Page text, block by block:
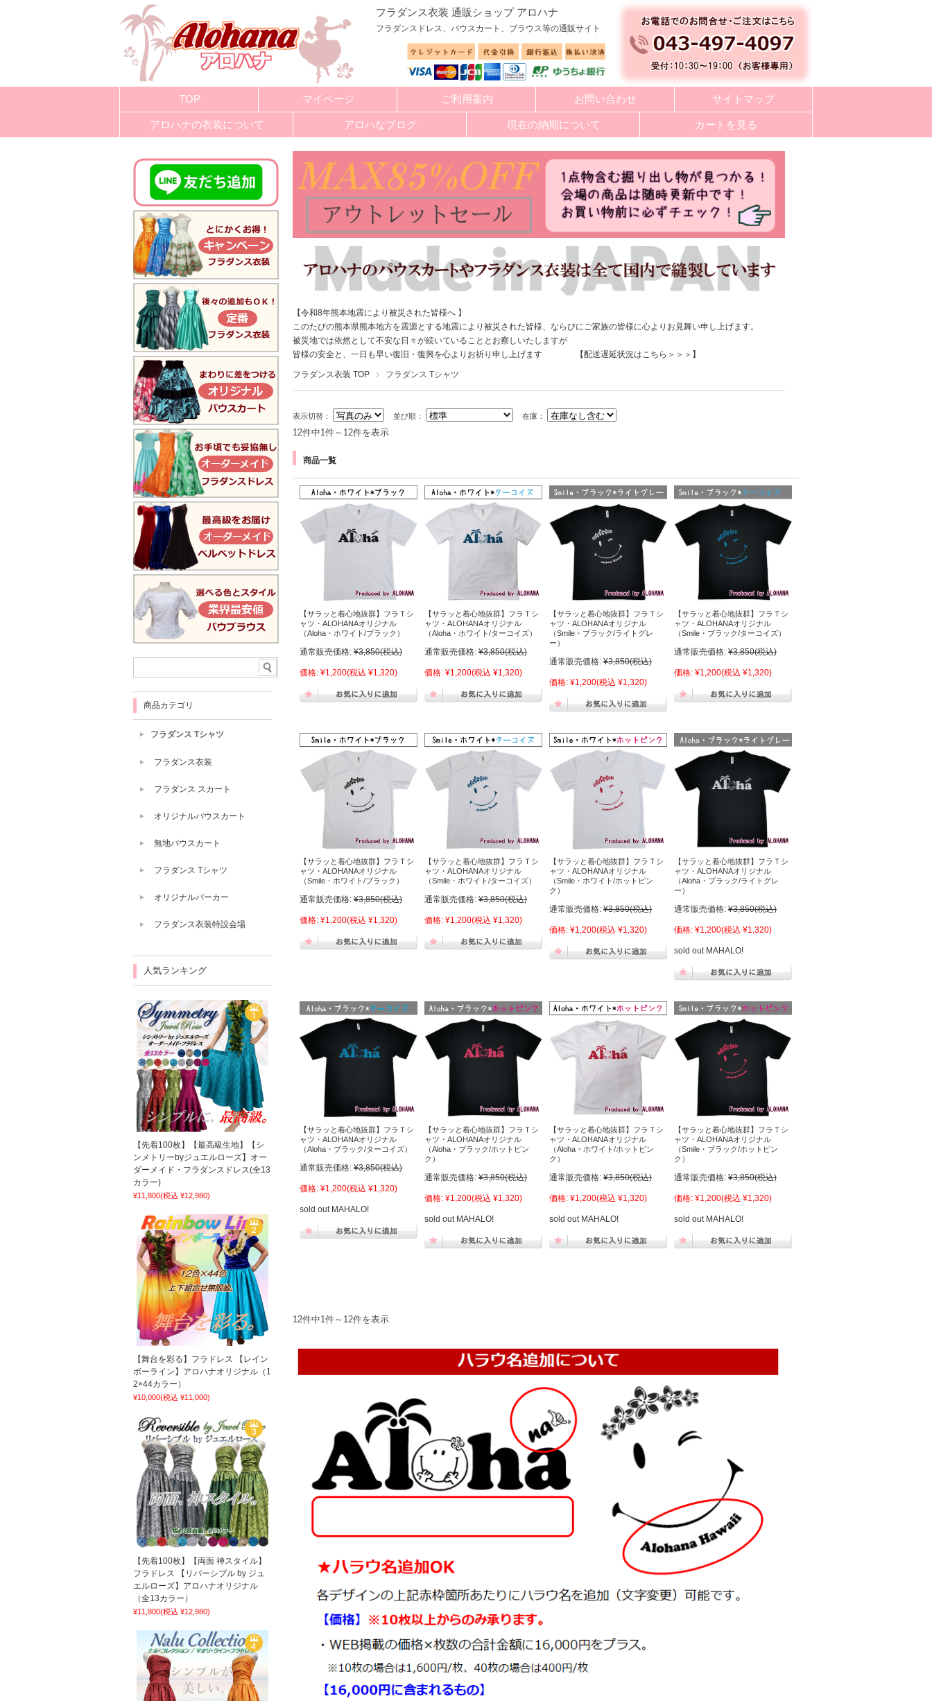
フラダンス衣装 通販ショップ アロハナ
フラダンスドレス、パウスカート、ブラウス等の通販サイト
TOP マイページ ご利用案内 お問い合わせ サイトマップ
アロハナの衣装について アロハなブログ 現在の納期について カートを見る
【令和8年熊本地震により被災された皆様へ 】
このたびの熊本県熊本地方を震源とする地震により被災された皆様、ならびにご家族の皆様に心よりお見舞い申し上げます。
被災地では依然として不安な日々が続いていることとお察しいたしますが
皆様の安全と、一日も早い復旧・復興を心よりお祈り申し上げます
【配送遅延状況はこちら＞＞＞】
フラダンス衣装 TOP フラダンス Tシャツ
表示切替： 並び順： 在庫：
12件中1件～12件を表示
商品一覧
【サラッと着心地抜群】フラＴシ
ャツ・ALOHANAオリジナル
（Aloha・ホワイト/ブラック）
通常販売価格: ¥3,850(税込)
価格: ¥1,200(税込 ¥1,320)
【サラッと着心地抜群】フラＴシ
ャツ・ALOHANAオリジナル
（Aloha・ホワイト/ターコイズ）
通常販売価格: ¥3,850(税込)
価格: ¥1,200(税込 ¥1,320)
【サラッと着心地抜群】フラＴシ
ャツ・ALOHANAオリジナル
（Smile・ブラック/ライトグレ
ー）
通常販売価格: ¥3,850(税込)
価格: ¥1,200(税込 ¥1,320)
【サラッと着心地抜群】フラＴシ
ャツ・ALOHANAオリジナル
（Smile・ブラック/ターコイズ）
通常販売価格: ¥3,850(税込)
価格: ¥1,200(税込 ¥1,320)
【サラッと着心地抜群】フラＴシ
ャツ・ALOHANAオリジナル
（Smile・ホワイト/ブラック）
通常販売価格: ¥3,850(税込)
価格: ¥1,200(税込 ¥1,320)
【サラッと着心地抜群】フラＴシ
ャツ・ALOHANAオリジナル
（Smile・ホワイト/ターコイズ）
通常販売価格: ¥3,850(税込)
価格: ¥1,200(税込 ¥1,320)
【サラッと着心地抜群】フラＴシ
ャツ・ALOHANAオリジナル
（Smile・ホワイト/ホットピン
ク）
通常販売価格: ¥3,850(税込)
価格: ¥1,200(税込 ¥1,320)
【サラッと着心地抜群】フラＴシ
ャツ・ALOHANAオリジナル
（Aloha・ブラック/ライトグレ
ー）
通常販売価格: ¥3,850(税込)
価格: ¥1,200(税込 ¥1,320)
sold out MAHALO!
【サラッと着心地抜群】フラＴシ
ャツ・ALOHANAオリジナル
（Aloha・ブラック/ターコイズ）
通常販売価格: ¥3,850(税込)
価格: ¥1,200(税込 ¥1,320)
sold out MAHALO!
【サラッと着心地抜群】フラＴシ
ャツ・ALOHANAオリジナル
（Aloha・ブラック/ホットピン
ク）
通常販売価格: ¥3,850(税込)
価格: ¥1,200(税込 ¥1,320)
sold out MAHALO!
【サラッと着心地抜群】フラＴシ
ャツ・ALOHANAオリジナル
（Aloha・ホワイト/ホットピン
ク）
通常販売価格: ¥3,850(税込)
価格: ¥1,200(税込 ¥1,320)
sold out MAHALO!
【サラッと着心地抜群】フラＴシ
ャツ・ALOHANAオリジナル
（Smile・ブラック/ホットピン
ク）
通常販売価格: ¥3,850(税込)
価格: ¥1,200(税込 ¥1,320)
sold out MAHALO!
12件中1件～12件を表示
商品カテゴリ
フラダンス Tシャツ
フラダンス衣装
フラダンス スカート
オリジナルパウスカート
無地パウスカート
フラダンス Tシャツ
オリジナルパーカー
フラダンス衣装特設会場
人気ランキング
【先着100枚】【最高級生地】【シ
ンメトリーbyジュエルローズ】オー
ダーメイド・フラダンスドレス(全13
カラー)
¥11,800(税込 ¥12,980)
【舞台を彩る】フラドレス 【レイン
ボーライン】アロハナオリジナル（1
2×44カラー）
¥10,000(税込 ¥11,000)
【先着100枚】【両面 神スタイル】
フラドレス 【リバーシブル by ジュ
エルローズ】アロハナオリジナル
（全13カラー）
¥11,800(税込 ¥12,980)